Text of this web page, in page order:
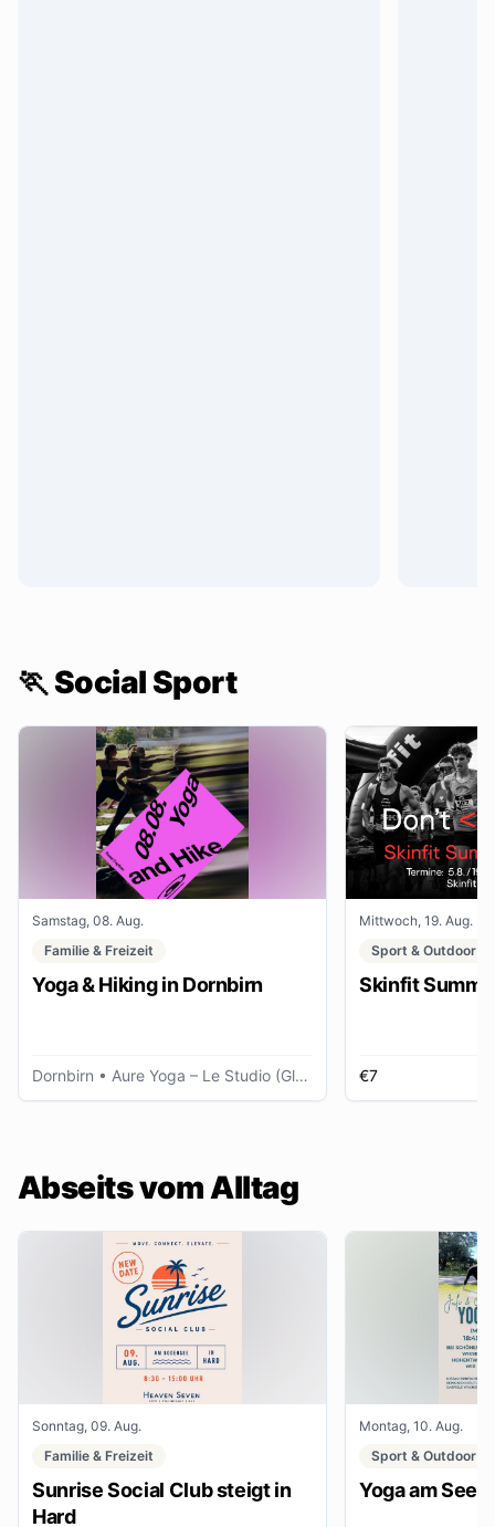
🏃 Social Sport
Samstag, 08. Aug.
Familie & Freizeit
Yoga & Hiking in Dornbirn
Dornbirn • Aure Yoga – Le Studio (Glöggele Haus)
Mittwoch, 19. Aug.
Sport & Outdoor
Skinfit
€7
Abseits vom Alltag
Sonntag, 09. Aug.
Familie & Freizeit
Sunrise Social Club steigt in
Hard
Montag, 10. Aug.
Sport & Outdoor
Yoga am See